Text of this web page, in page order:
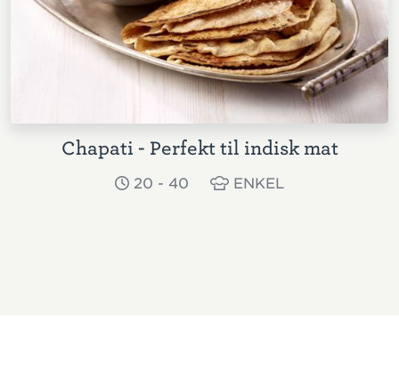
Chapati - Perfekt til indisk mat
20 - 40 ENKEL